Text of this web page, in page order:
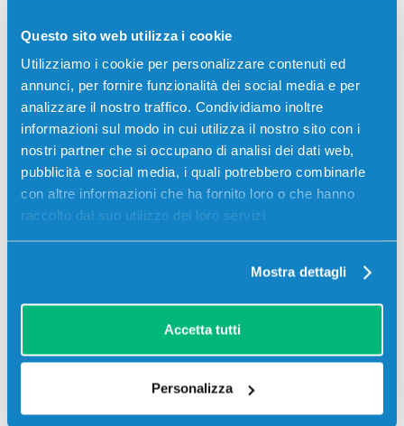
Questo sito web utilizza i cookie
Utilizziamo i cookie per personalizzare contenuti ed
annunci, per fornire funzionalità dei social media e per
analizzare il nostro traffico. Condividiamo inoltre
informazioni sul modo in cui utilizza il nostro sito con i
nostri partner che si occupano di analisi dei dati web,
pubblicità e social media, i quali potrebbero combinarle
con altre informazioni che ha fornito loro o che hanno
raccolto dal suo utilizzo dei loro servizi.
Mostra dettagli
Accetta tutti
Personalizza
02
giorni
03
ore min sec
Più acquisti, più risparmi:Visita la pagina prodotto per
visualizzare l'offerta
Descrizione
Toner originale Toshiba 6AJ00000114 T-FC50EK
NERO 38400 pagine per Stampanti: Toshiba E-
STUDIO 3055CSE, Toshiba E-STUDIO 3555, Toshiba
E-STUDIO 3555CSE, Toshiba E-STUDIO 4555,
Toshiba E-STUDIO 5055, Toshiba E-STUDIO